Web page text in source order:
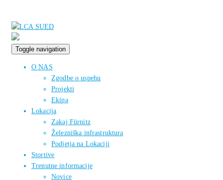
Toggle navigation
O NAS
Zgodbe o uspehu
Projekti
Ekipa
Lokacija
Zakaj Fürnitz
Železniška infrastruktura
Podjetja na Lokaciji
Stortive
Trenutne informacije
Novice